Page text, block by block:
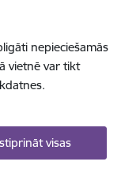
nepieciešamās
vietnē var tikt
visas